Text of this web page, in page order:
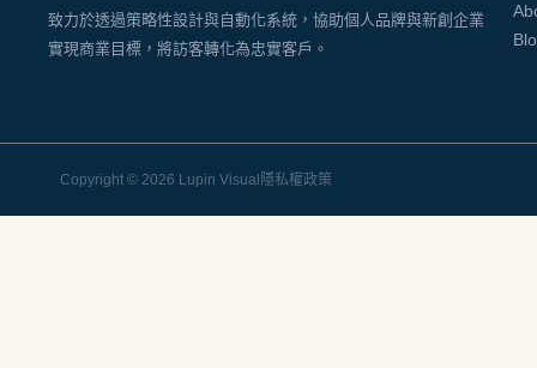
致力於透過策略性設計與自動化系統，協助個人品牌與新創企業
實現商業目標，將訪客轉化為忠實客戶。
Copyright © 2026 Lupin Visual 隱私權政策